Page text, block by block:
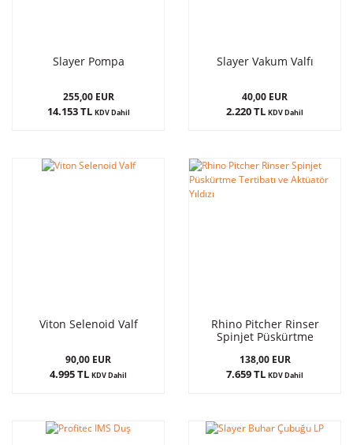
Slayer Pompa
255,00 EUR
14.153 TL KDV Dahil
Slayer Vakum Valfı
40,00 EUR
2.220 TL KDV Dahil
Viton Selenoid Valf
90,00 EUR
4.995 TL KDV Dahil
Rhino Pitcher Rinser
Spinjet Püskürtme
Yıldızı
138,00 EUR
7.659 TL KDV Dahil